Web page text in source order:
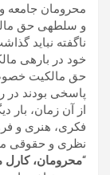
محرومان جامعه
و سلطهی حق
ناگفته نبايد
خود در بارهی
حق مالکيت
از آن زمان، بار
فکری، ھنری و
نظری و حقوقی
“محرومان، کارل